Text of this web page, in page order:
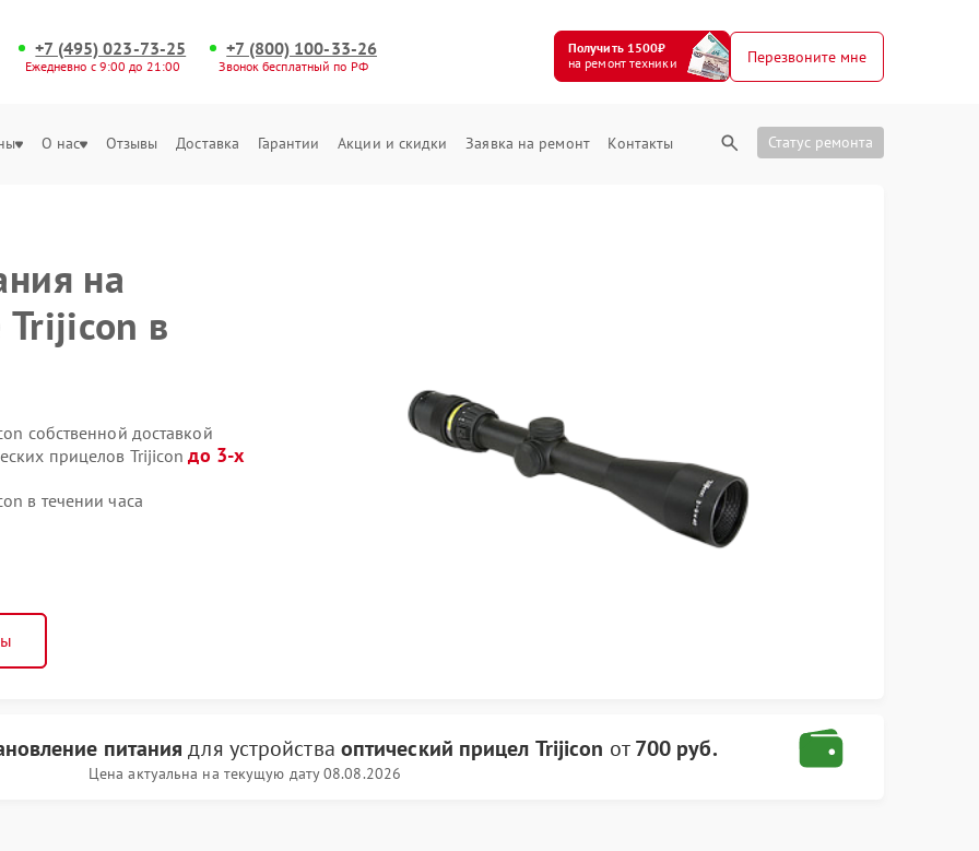
+7 (495) 023-73-25
Ежедневно с 9:00 до 21:00
+7 (800) 100-33-26
Звонок бесплатный по РФ
Получить 1500₽
на ремонт техники
Перезвоните мне
О нас Отзывы Доставка Гарантии Акции и скидки Заявка на ремонт Контакты Статус ремонта
на
Trijicon в
собственной доставкой
прицелов Trijiconдо 3-х
в течении часа
питания для устройства оптический прицел Trijicon от700 руб.
Цена актуальна на текущую дату 08.08.2026